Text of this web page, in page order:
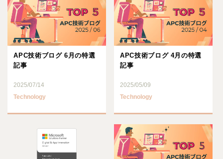
APC技術ブログ 6月の特選
記事
2025/07/14
Technology
APC技術ブログ 4月の特選
記事
2025/05/09
Technology